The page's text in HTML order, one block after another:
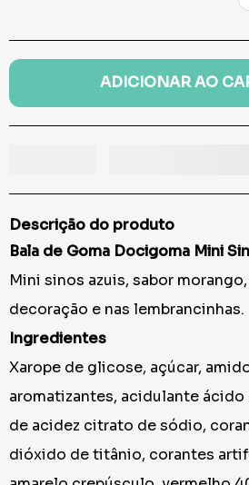
ADICIONAR AO
Descrição do produto
Bala de Goma Docigoma Mini
Mini sinos azuis, sabor
decoração e nas lembrancinhas.
Ingredientes
Xarope de glicose, açúcar,
aromatizantes, acidulante
de acidez citrato de sódio,
dióxido de titânio, corantes